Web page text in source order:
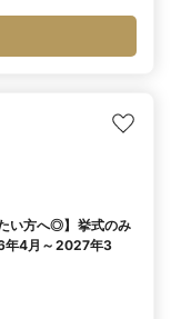
い方へ◎】挙式のみ
年4月～2027年3